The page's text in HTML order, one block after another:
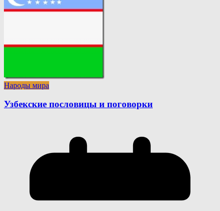
Народы мира
Узбекские пословицы и поговорки